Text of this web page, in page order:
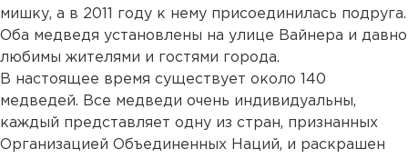
мишку, а в 2011 году к нему присоединилась подруга.
Оба медведя установлены на улице Вайнера и давно
любимы жителями и гостями города.
В настоящее время существует около 140
медведей. Все медведи очень индивидуальны,
каждый представляет одну из стран, признанных
Организацией Объединенных Наций, и раскрашен